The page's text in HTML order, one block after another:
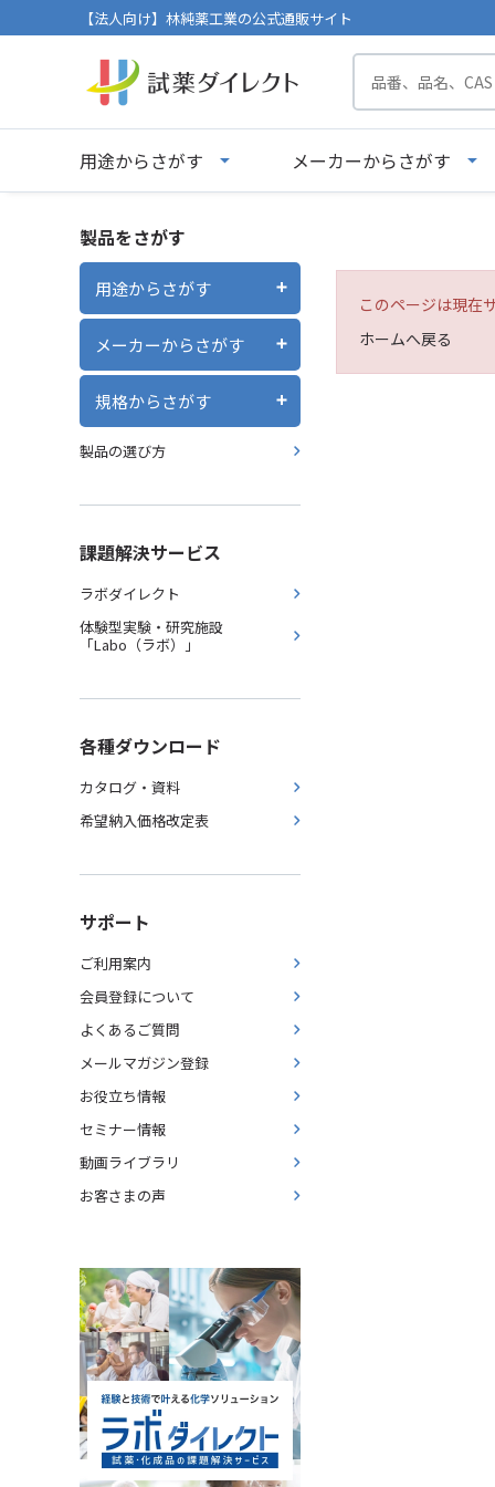
【法人向け】林純薬工業の公式通販サイト
用途からさがす メーカーからさがす
製品をさがす
用途からさがす
メーカーからさがす
規格からさがす
製品の選び方
課題解決サービス
ラボダイレクト
体験型実験・研究施設
「Labo（ラボ）」
各種ダウンロード
カタログ・資料
希望納入価格改定表
サポート
ご利用案内
会員登録について
よくあるご質問
メールマガジン登録
お役立ち情報
セミナー情報
動画ライブラリ
お客さまの声
このページは現在
ホームへ戻る